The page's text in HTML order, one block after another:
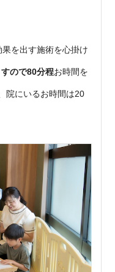
を出す施術を心掛け
ので80分程お時間を
院にいるお時間は20